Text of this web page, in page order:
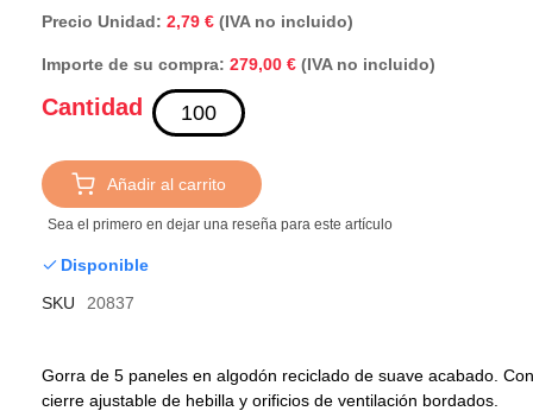
Precio Unidad: 2,79 € (IVA no incluido)
Importe de su compra: 279,00 € (IVA no incluido)
Cantidad
Añadir al carrito
Sea el primero en dejar una reseña para este artículo
Disponible
SKU
20837
Gorra de 5 paneles en algodón reciclado de suave acabado. Con
cierre ajustable de hebilla y orificios de ventilación bordados.